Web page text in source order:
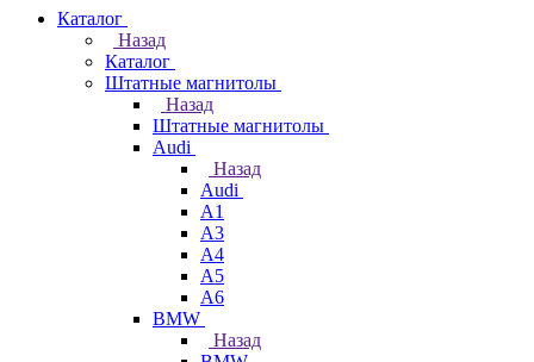
Каталог
Назад
Каталог
Штатные магнитолы
Назад
Штатные магнитолы
Audi
Назад
Audi
A1
A3
A4
A5
A6
BMW
Назад